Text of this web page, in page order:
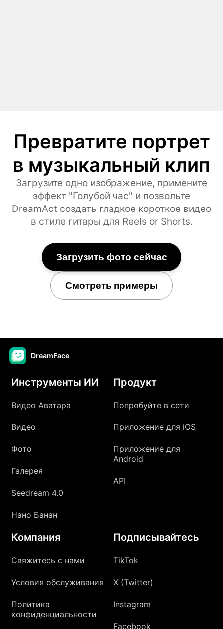
Превратите портрет
в музыкальный клип
Загрузите одно изображение, примените
эффект "Голубой час" и позвольте
DreamAct создать гладкое короткое видео
в стиле гитары для Reels or Shorts.
Загрузить фото сейчас
Смотреть примеры
DreamFace
Инструменты ИИ
Видео Аватара
Видео
Фото
Галерея
Seedream 4.0
Нано Банан
Продукт
Попробуйте в сети
Приложение для iOS
Приложение для
Android
API
Компания
Свяжитесь с нами
Условия обслуживания
Политика
конфиденциальности
Подписывайтесь
TikTok
X (Twitter)
Instagram
Facebook